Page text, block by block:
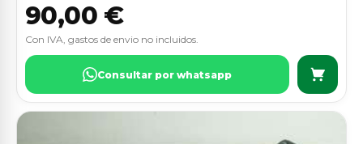
90,00 €
Con IVA, gastos de envio no incluidos.
Consultar por whatsapp